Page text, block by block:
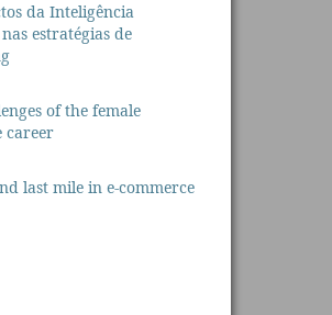
da Inteligência
estratégias de
of the female
career
last mile in e-commerce